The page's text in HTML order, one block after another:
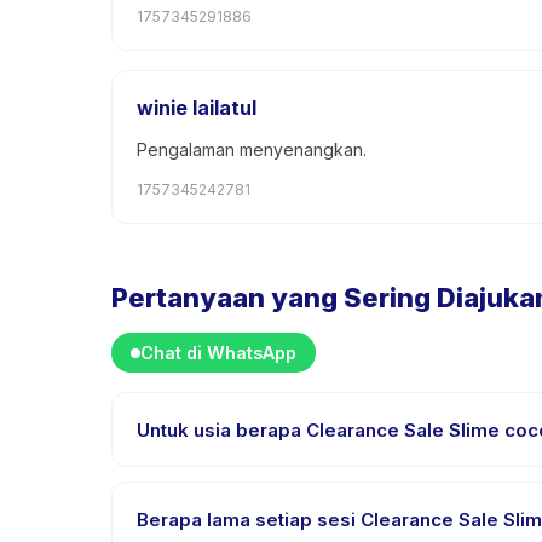
1757345291886
winie lailatul
Pengalaman menyenangkan.
1757345242781
Pertanyaan yang Sering
Chat di WhatsApp
Untuk usia berapa Clearance Sale Slime
setiap anak mendapat tantangan yang sesuai.
Berapa lama setiap sesi Clearance Sale